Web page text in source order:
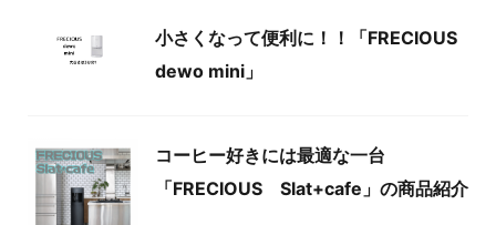
小さくなって便利に！！「FRECIOUS
dewo mini」
コーヒー好きには最適な一台
「FRECIOUS Slat+cafe」の商品紹介